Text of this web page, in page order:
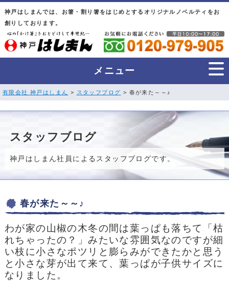
神戸はしまんでは、お箸・割り箸をはじめとするオリジナルノベルティをお
創りしております。
メニュー
有限会社 神戸はしまん > スタッフブログ > 春が来た～～♪
スタッフブログ
神戸はしまん社員によるスタッフブログです。
春が来た～～♪
わが家の山椒の木冬の間は葉っぱも落ちて「枯
れちゃったの？」みたいな雰囲気なのですが細
い枝に小さなポツリと膨らみができたかと思う
と小さな芽が出て来て、葉っぱが子供サイズに
なりました。